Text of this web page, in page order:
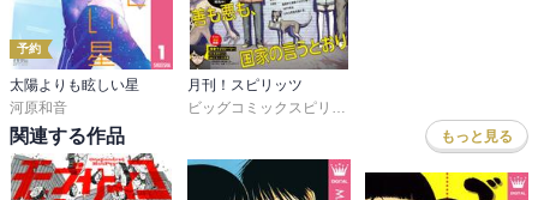
予約
太陽よりも眩しい星
河原和音
月刊！スピリッツ
関連する作品 もっと見る